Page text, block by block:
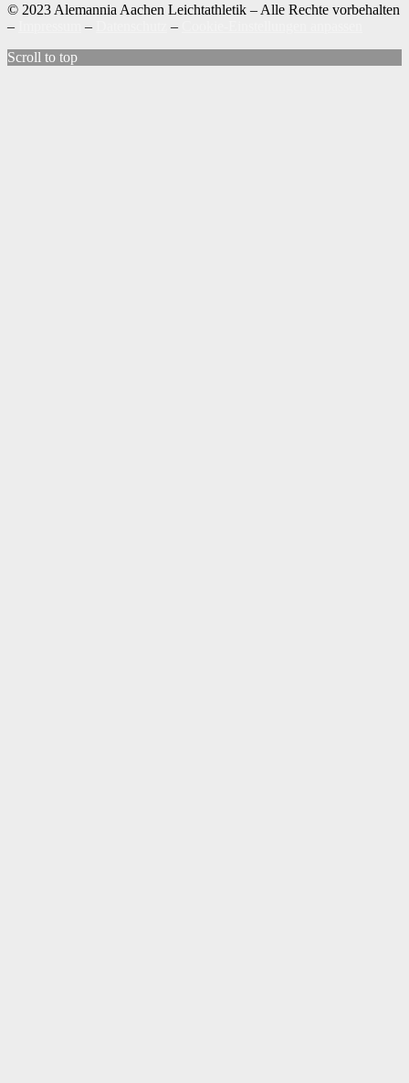
© 2023 Alemannia Aachen Leichtathletik – Alle Rechte vorbehalten
–
– –
Scroll to top